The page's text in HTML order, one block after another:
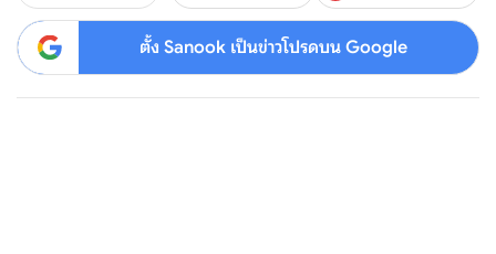
ตั้ง Sanook เป็นข่าวโปรดบน Google